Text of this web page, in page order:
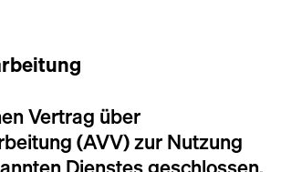
Vertrag über
(AVV) zur Nutzung